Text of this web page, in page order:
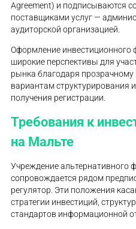
Agreement) и подписываются
поставщиками услуг —
аудиторской организацией.
Оформление инвестиционного
широкие перспективы для
рынка благодаря
вариантам структурирования
получения регистрации.
Требования к
на Мальте
Учреждение альтернативного
сопровождается рядом
регулятор. Эти положения
стратегии инвестиций,
стандартов информационной